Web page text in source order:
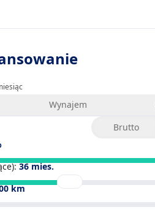
Wynajem
Brutto
36mies.
km